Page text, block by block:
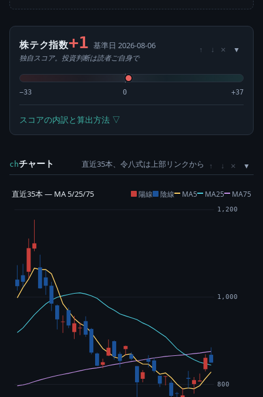
株テク指数+1 基準日 2026-08-06
独自スコア。投資判断は読者ご自身で
↑ ↓ ×
−33 0 +37
スコアの内訳と算出方法 ▽
chチャート 直近35本、令八式は上部リンクから ↑ ↓ ×
直近35本 — MA 5/25/75 陽線 陰線 MA5 MA25 MA75
800
1,000
1,200